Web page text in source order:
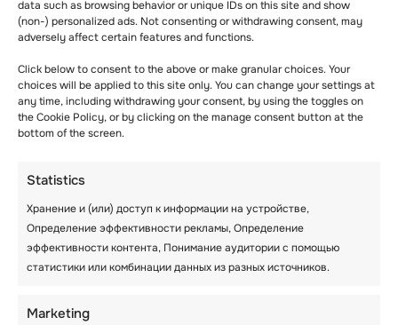
data such as browsing behavior or unique IDs on this site and show
(non-) personalized ads. Not consenting or withdrawing consent, may
adversely affect certain features and functions.
Click below to consent to the above or make granular choices. Your
choices will be applied to this site only. You can change your settings at
any time, including withdrawing your consent, by using the toggles on
the Cookie Policy, or by clicking on the manage consent button at the
bottom of the screen.
Statistics
Хранение и (или) доступ к информации на устройстве,
Определение эффективности рекламы, Определение
эффективности контента, Понимание аудитории с помощью
статистики или комбинации данных из разных источников.
Marketing
Когда речь идет о выборе подходящей
Если Ваш ребенок — новичок, запись его на